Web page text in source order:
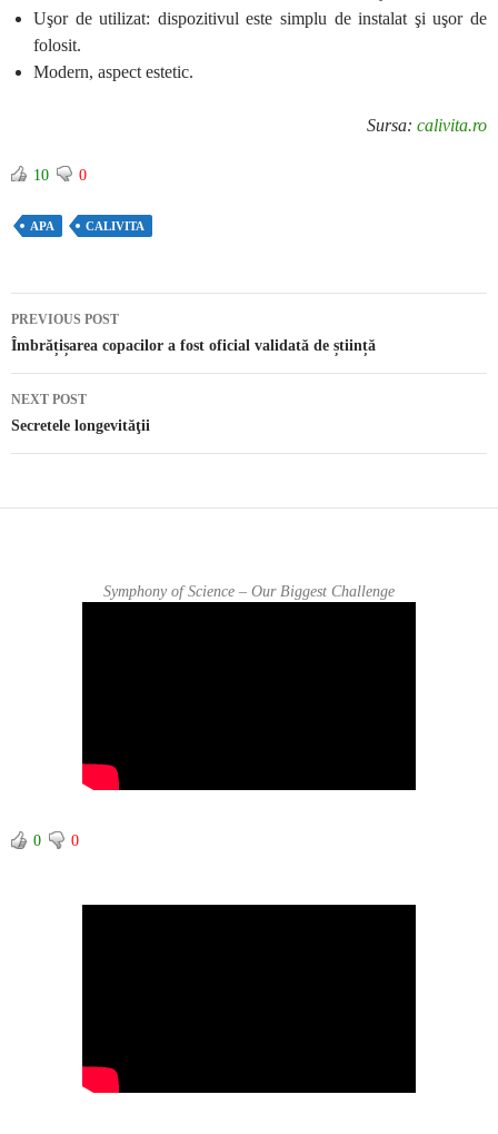
Uşor de utilizat: dispozitivul este simplu de instalat şi uşor de
folosit.
Modern, aspect estetic.
Sursa: calivita.ro
10 0
APA CALIVITA
Post navigation
PREVIOUS POST
Îmbrățișarea copacilor a fost oficial validată de știință
NEXT POST
Secretele longevităţii
Symphony of Science – Our Biggest Challenge
0 0